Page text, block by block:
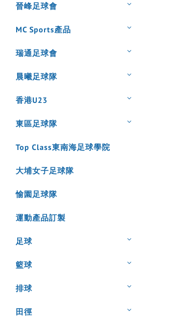
晉峰足球會
MC Sports產品
瑞通足球會
晨曦足球隊
香港U23
東區足球隊
Top Class東南海足球學院
大埔女子足球隊
愉園足球隊
運動產品訂製
足球
籃球
排球
田徑